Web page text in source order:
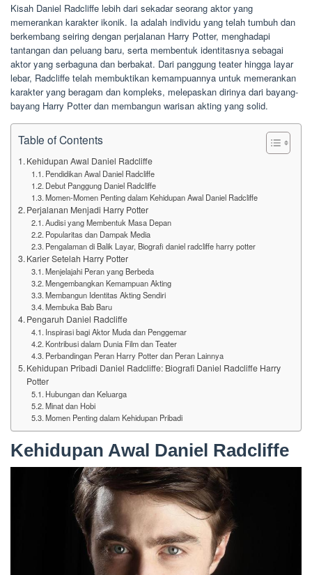
Kisah Daniel Radcliffe lebih dari sekadar seorang aktor yang
memerankan karakter ikonik. Ia adalah individu yang telah tumbuh dan
berkembang seiring dengan perjalanan Harry Potter, menghadapi
tantangan dan peluang baru, serta membentuk identitasnya sebagai
aktor yang serbaguna dan berbakat. Dari panggung teater hingga layar
lebar, Radcliffe telah membuktikan kemampuannya untuk memerankan
karakter yang beragam dan kompleks, melepaskan dirinya dari bayang-
bayang Harry Potter dan membangun warisan akting yang solid.
Table of Contents
Kehidupan Awal Daniel Radcliffe
Pendidikan Awal Daniel Radcliffe
Debut Panggung Daniel Radcliffe
Momen-Momen Penting dalam Kehidupan Awal Daniel Radcliffe
Perjalanan Menjadi Harry Potter
Audisi yang Membentuk Masa Depan
Popularitas dan Dampak Media
Pengalaman di Balik Layar, Biografi daniel radcliffe harry potter
Karier Setelah Harry Potter
Menjelajahi Peran yang Berbeda
Mengembangkan Kemampuan Akting
Membangun Identitas Akting Sendiri
Membuka Bab Baru
Pengaruh Daniel Radcliffe
Inspirasi bagi Aktor Muda dan Penggemar
Kontribusi dalam Dunia Film dan Teater
Perbandingan Peran Harry Potter dan Peran Lainnya
Kehidupan Pribadi Daniel Radcliffe: Biografi Daniel Radcliffe Harry
Potter
Hubungan dan Keluarga
Minat dan Hobi
Momen Penting dalam Kehidupan Pribadi
Kehidupan Awal Daniel Radcliffe